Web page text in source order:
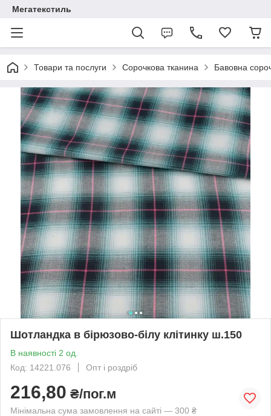
Мегатекстиль
Товари та послуги Сорочкова тканина Бавовна
Шотландка в бірюзово-білу клітинку ш.150
В наявності 2 од.
Код: 14221.076
Опт і роздріб
216,80 ₴/пог.м
Мінімальна сума замовлення на сайті — 300 ₴